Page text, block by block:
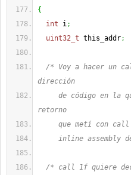
{
int i;
uint32_t this_addr;
/* Voy a hacer un
dirección
de código en la
retorno
que metí con call y
inline assembly de
/* call 1f quiere